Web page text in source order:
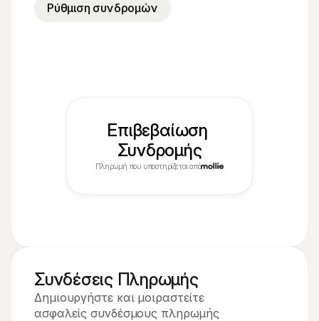
Ρύθμιση συνδρομών
Επιβεβαίωση
Συνδρομής
Πληρωμή που υποστηρίζεται από
Συνδέσεις Πληρωμής
Δημιουργήστε και μοιραστείτε
ασφαλείς συνδέσμους πληρωμής